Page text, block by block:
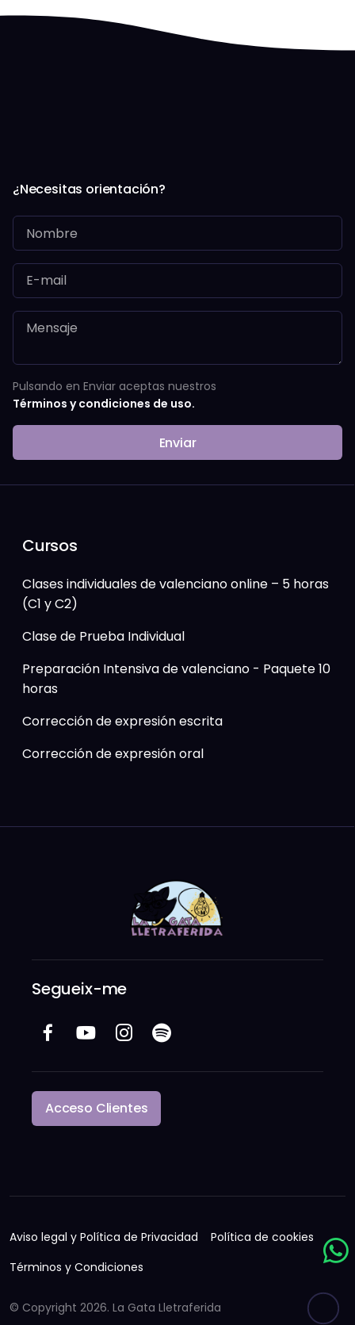
¿Necesitas orientación?
Pulsando en Enviar aceptas nuestros
Términos y condiciones de uso.
Enviar
Cursos
Clases individuales de valenciano online – 5 horas
(C1 y C2)
Clase de Prueba Individual
Preparación Intensiva de valenciano - Paquete 10
horas
Corrección de expresión escrita
Corrección de expresión oral
Segueix-me
Acceso Clientes
Aviso legal y Política de Privacidad
Política de cookies
Términos y Condiciones
© Copyright 2026. La Gata Lletraferida